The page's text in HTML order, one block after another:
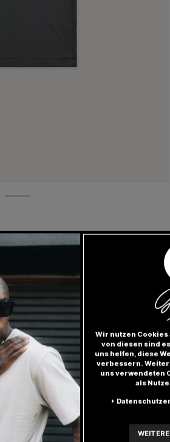
Besonderheiten
Wir nutzen
von diesen sind
uns helfen, diese
verbessern.
uns verwendeten
als